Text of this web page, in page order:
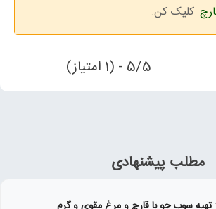
کلیک کن.
5/5 - (1 امتیاز)
مطلب پیشنهادی